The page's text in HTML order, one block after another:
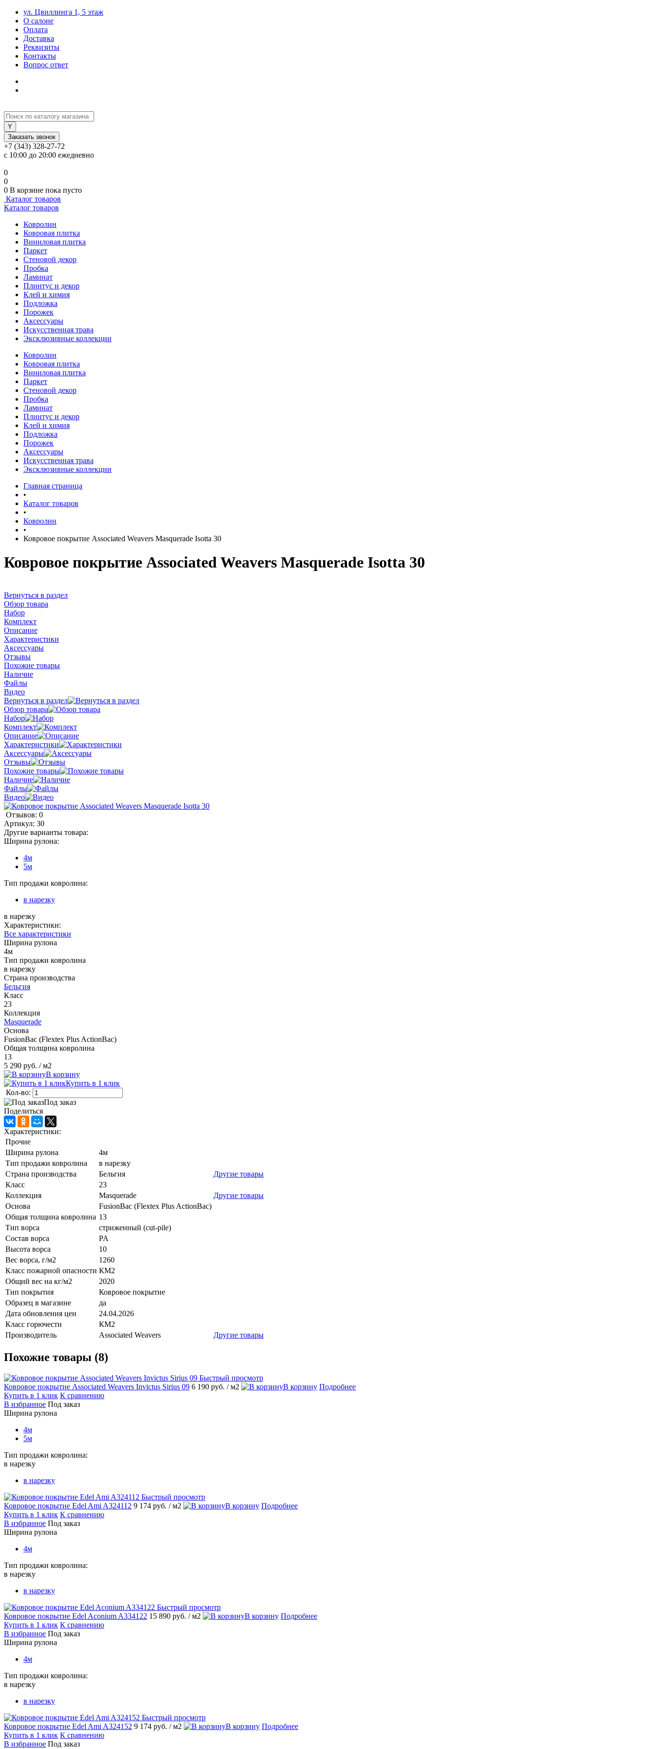
ул. Цвиллинга 1, 5 этаж
О салоне
Оплата
Доставка
Реквизиты
Контакты
Вопрос ответ
Заказать звонок
+7 (343) 328-27-72
с 10:00 до 20:00 ежедневно
0
0
0 В корзине пока пусто
Каталог товаров
Каталог товаров
Ковролин
Ковровая плитка
Виниловая плитка
Паркет
Стеновой декор
Пробка
Ламинат
Плинтус и декор
Клей и химия
Подложка
Порожек
Аксессуары
Искусственная трава
Эксклюзивные коллекции
Ковролин
Ковровая плитка
Виниловая плитка
Паркет
Стеновой декор
Пробка
Ламинат
Плинтус и декор
Клей и химия
Подложка
Порожек
Аксессуары
Искусственная трава
Эксклюзивные коллекции
Главная страница
•
Каталог товаров
•
Ковролин
•
Ковровое покрытие Associated Weavers Masquerade Isotta 30
Ковровое покрытие Associated Weavers Masquerade Isotta 30
Вернуться в раздел
Обзор товара
Набор
Комплект
Описание
Характеристики
Аксессуары
Отзывы
Похожие товары
Наличие
Файлы
Видео
Вернуться в раздел
Обзор товара
Набор
Комплект
Описание
Характеристики
Аксессуары
Отзывы
Похожие товары
Наличие
Файлы
Видео
Отзывов: 0
Артикул: 30
Другие варианты товара:
Ширина рулона:
4м
5м
Тип продажи ковролина:
в нарезку
в нарезку
Характеристики:
Все характеристики
Ширина рулона
4м
Тип продажи ковролина
в нарезку
Страна производства
Бельгия
Класс
23
Коллекция
Masquerade
Основа
FusionBac (Flextex Plus ActionBac)
Общая толщина ковролина
13
5 290 руб. / м2
В корзину
Купить в 1 клик
Кол-во:
Под заказ
Поделиться
Характеристики:
Прочие
Ширина рулона
4м
Тип продажи ковролина
в нарезку
Страна производства
Бельгия
Другие товары
Класс
23
Коллекция
Masquerade
Другие товары
Основа
FusionBac (Flextex Plus ActionBac)
Общая толщина ковролина 13
Тип ворса
стриженный (cut-pile)
Состав ворса
PA
Высота ворса
10
Вес ворса, г/м2
1260
Класс пожарной опасности КМ2
Общий вес на кг/м2
2020
Тип покрытия
Ковровое покрытие
Образец в магазине
да
Дата обновления цен
24.04.2026
Класс горючести
КМ2
Производитель
Associated Weavers Другие товары
Похожие товары (8)
Быстрый просмотр
Ковровое покрытие Associated Weavers Invictus Sirius 09 6 190 руб. / м2 В корзину Подробнее
Купить в 1 клик К сравнению
В избранное Под заказ
Ширина рулона
4м
5м
Тип продажи ковролина:
в нарезку
в нарезку
Быстрый просмотр
Ковровое покрытие Edel Ami A324112 9 174 руб. / м2 В корзину Подробнее
Купить в 1 клик К сравнению
В избранное Под заказ
Ширина рулона
4м
Тип продажи ковролина:
в нарезку
в нарезку
Быстрый просмотр
Ковровое покрытие Edel Aconium A334122 15 890 руб. / м2 В корзину Подробнее
Купить в 1 клик К сравнению
В избранное Под заказ
Ширина рулона
4м
Тип продажи ковролина:
в нарезку
в нарезку
Быстрый просмотр
Ковровое покрытие Edel Ami A324152 9 174 руб. / м2 В корзину Подробнее
Купить в 1 клик К сравнению
В избранное Под заказ